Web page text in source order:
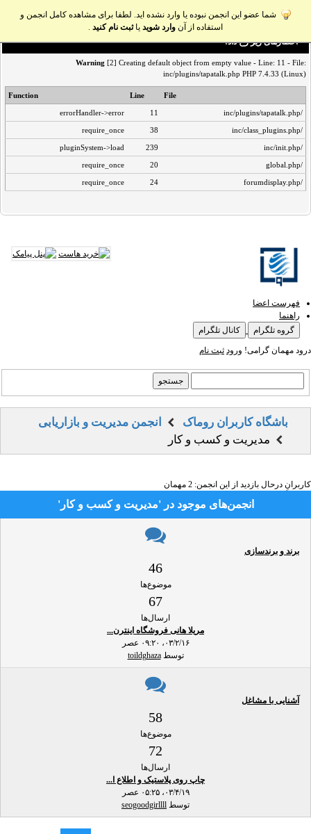
شما عضو این انجمن نبوده یا وارد نشده اید. لطفا برای مشاهده کامل انجمن و
استفاده از آن وارد شوید یاثبت نام کنید .
اخطار‌های زیر رخ داد:
Warning [2] Creating default object from empty value - Line: 11 - File:
inc/plugins/tapatalk.php PHP 7.4.33 (Linux)
File
Line
Function
/inc/plugins/tapatalk.php
11
errorHandler->error
/inc/class_plugins.php
38
require_once
/inc/init.php
239
pluginSystem->load
/global.php
20
require_once
/forumdisplay.php
24
require_once
فهرست اعضا
راهنما
گروه تلگرام
کانال تلگرام
درود مهمان گرامی! ورود ثبت نام
باشگاه کاربران روماک
انجمن مدیریت و بازاریابی
مدیریت و کسب و کار
کاربرانِ درحال بازدید از این انجمن: 2 مهمان
انجمن‌های موجود در 'مدیریت و کسب و کار'
برند و برندسازی
46
موضوع‌ها
67
ارسال‌ها
مریلا هانی فروشگاه اینترن...
۰۳/۲/۱۶، ۰۹:۲۰ عصر
توسطtoildghaza
آشنایی با مشاغل
58
موضوع‌ها
72
ارسال‌ها
چاپ روی پلاستیک و اطلاع ا...
۰۳/۴/۱۹، ۰۵:۲۵ عصر
توسط seogoodgirllll